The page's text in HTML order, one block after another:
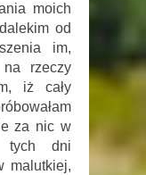
moich
od
im,
rzeczy
iż cały
za nic w
tych dni
malutkiej,